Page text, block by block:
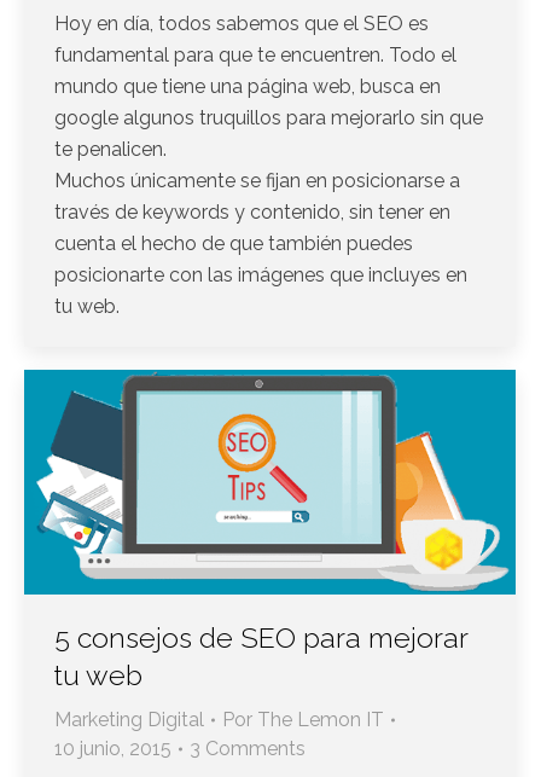
Hoy en día, todos sabemos que el SEO es
fundamental para que te encuentren. Todo el
mundo que tiene una página web, busca en
google algunos truquillos para mejorarlo sin que
te penalicen.
Muchos únicamente se fijan en posicionarse a
través de keywords y contenido, sin tener en
cuenta el hecho de que también puedes
posicionarte con las imágenes que incluyes en
tu web.
5 consejos de SEO para mejorar
tu web
Marketing Digital Por The Lemon IT
10 junio, 2015
3 Comments